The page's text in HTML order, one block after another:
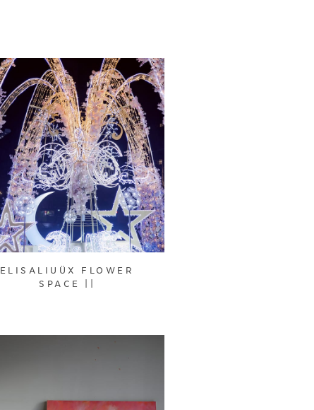
ELISALIUÜX FLOWER
SPACE ||